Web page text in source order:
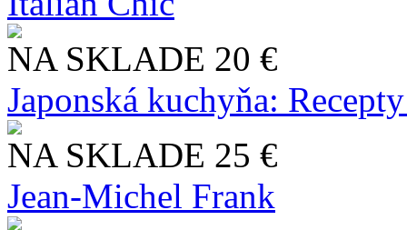
NA SKLADE 20 €
Japonská kuchyňa:
NA SKLADE 25 €
Jean-Michel Frank